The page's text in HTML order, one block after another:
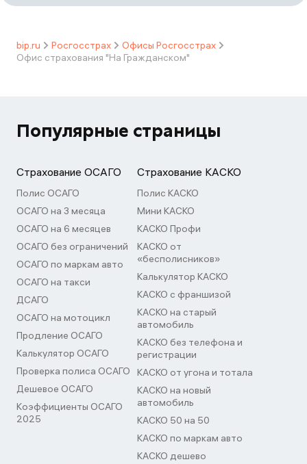
bip.ru Росгосстрах
Офисы Росгосстрах
Офис страхования "На Гражданском"
Популярные страницы
Страхование ОСАГО
Полис ОСАГО
ОСАГО на 3 месяца
ОСАГО на 6 месяцев
ОСАГО без ограничений
ОСАГО по маркам авто
ОСАГО на такси
ДСАГО
ОСАГО на мотоцикл
Продление ОСАГО
Калькулятор ОСАГО
Проверка полиса ОСАГО
Дешевое ОСАГО
Коэффициенты ОСАГО
2025
Страхование КАСКО
Полис КАСКО
Мини КАСКО
КАСКО Профи
КАСКО от
«бесполисников»
Калькулятор КАСКО
КАСКО с франшизой
КАСКО на старый
автомобиль
КАСКО без телефона и
регистрации
КАСКО от угона и тотала
КАСКО на новый
автомобиль
КАСКО 50 на 50
КАСКО по маркам авто
КАСКО дешево